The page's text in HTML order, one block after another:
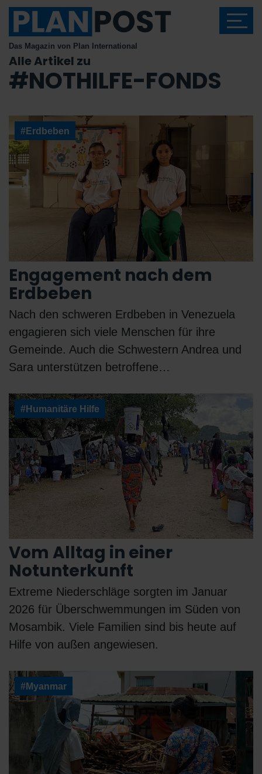
Das Magazin von Plan International
Alle Artikel zu
#NOTHILFE-FONDS
#Erdbeben
Engagement nach dem
Erdbeben
Nach den schweren Erdbeben in Venezuela
engagieren sich viele Menschen für ihre
Gemeinde. Auch die Schwestern Andrea und
Sara unterstützen betroffene…
#Humanitäre Hilfe
Vom Alltag in einer
Notunterkunft
Extreme Niederschläge sorgten im Januar
2026 für Überschwemmungen im Süden von
Mosambik. Viele Familien sind bis heute auf
Hilfe von außen angewiesen.
#Myanmar